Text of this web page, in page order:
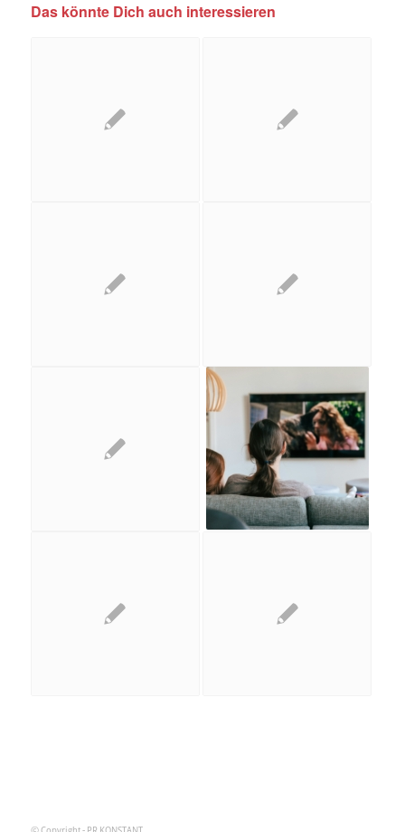
Das könnte Dich auch interessieren